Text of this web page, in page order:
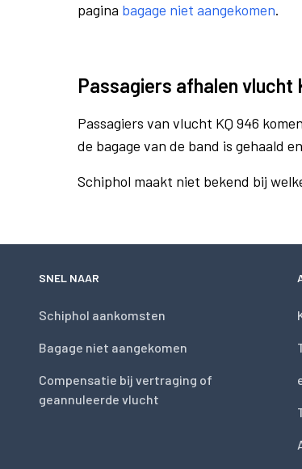
pagina bagage niet aangekomen.
Passagiers afhalen vlucht
Passagiers van vlucht KQ 946
de bagage van de band is gehaald
Schiphol maakt niet bekend bij
SNEL NAAR
Schiphol aankomsten
Bagage niet aangekomen
Compensatie bij vertraging of
geannuleerde vlucht